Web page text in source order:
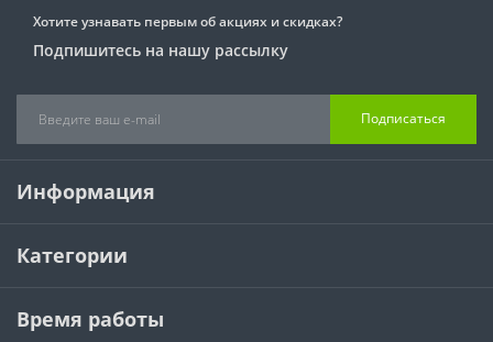
Хотите узнавать первым об акциях и скидках?
Подпишитесь на нашу рассылку
Подписаться
Информация
Категории
Время работы